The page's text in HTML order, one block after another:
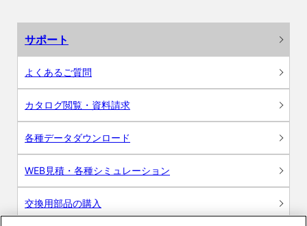
サポート
よくあるご質問
カタログ閲覧・資料請求
各種データダウンロード
WEB見積・各種シミュレーション
交換用部品の購入